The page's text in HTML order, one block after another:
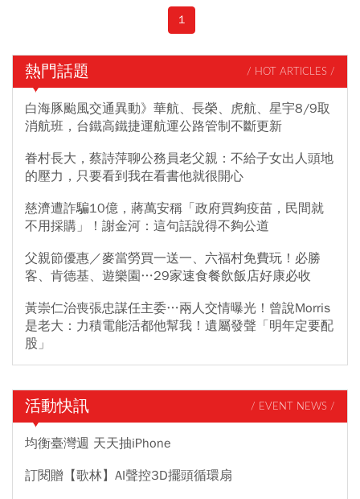
克的代表作之一《卓有成效的管理者》的部分章節，其中描述
1
熱門話題 / HOT ARTICLES /
白海豚颱風交通異動》華航、長榮、虎航、星宇8/9取
消航班，台鐵高鐵捷運航運公路管制不斷更新
眷村長大，蔡詩萍聊公務員老父親：不給子女出人頭地
的壓力，只要看到我在看書他就很開心
慈濟遭詐騙10億，蔣萬安稱「政府買夠疫苗，民間就
不用採購」！謝金河：這句話說得不夠公道
父親節優惠／麥當勞買一送一、六福村免費玩！必勝
客、肯德基、遊樂園…29家速食餐飲飯店好康必收
黃崇仁治喪張忠謀任主委…兩人交情曝光！曾說Morris
是老大：力積電能活都他幫我！遺屬發聲「明年定要配
股」
活動快訊 / EVENT NEWS /
均衡臺灣週 天天抽iPhone
訂閱贈【歌林】AI聲控3D擺頭循環扇